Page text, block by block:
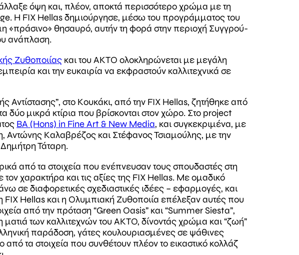
όψη και, πλέον, αποκτά περισσότερο χρώμα με τη
Η FIX Hellas δημιούργησε, μέσω του προγράμματος του
«πράσινο» θησαυρό, αυτήν τη φορά στην περιοχή Συγγρού-
ανάπλαση.
Ζυθοποιίαςκαι του ΑΚΤΟ ολοκληρώνεται με μεγάλη
και την ευκαιρία να εκφραστούν καλλιτεχνικά σε
Αντίστασης”, στο Κουκάκι, από την FIX Hellas, ζητήθηκε από
μικρά κτίρια που βρίσκονται στον χώρο. Στο project
BA (Hons) in Fine Art & New Media, και συγκεκριμένα, με
Καλαβρέζος και Στέφανος Τσιαμούλης, με την
Τάταρη.
από τα στοιχεία που ενέπνευσαν τους σπουδαστές στη
χαρακτήρα και τις αξίες της FIX Hellas. Με ομαδικό
σε διαφορετικές σχεδιαστικές ιδέες – εφαρμογές, και
Hellas και η Ολυμπιακή Ζυθοποιία επέλεξαν αυτές που
από την πρόταση “Green Oasis” και “Summer Siesta”,
των καλλιτεχνών του ΑΚΤΟ, δίνοντάς χρώμα και “ζωή”
παράδοση, γάτες κουλουριασμένες σε ψάθινες
τα στοιχεία που συνθέτουν πλέον το εικαστικό κολλάζ